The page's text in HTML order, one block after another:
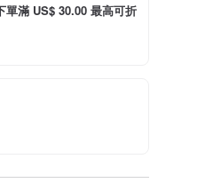
滿 US$ 30.00 最高可折